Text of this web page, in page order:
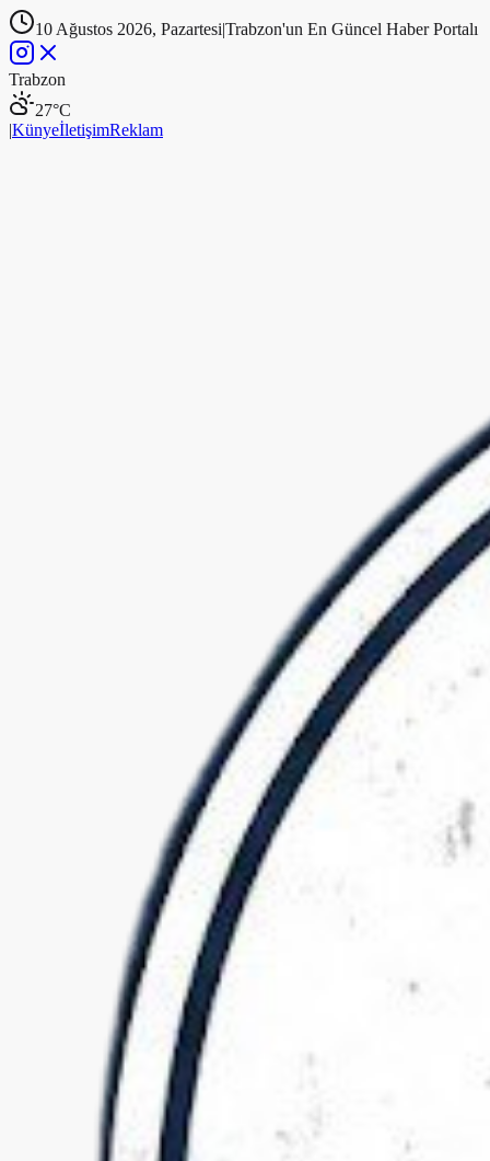
10 Ağustos 2026, Pazartesi|Trabzon'un En Güncel Haber Portalı
Trabzon
27°C
|KünyeİletişimReklam